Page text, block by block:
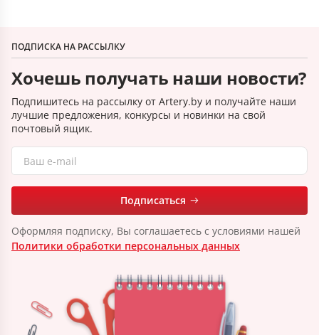
ПОДПИСКА НА РАССЫЛКУ
Хочешь получать наши новости?
Подпишитесь на рассылку от Artery.by и получайте наши
лучшие предложения, конкурсы и новинки на свой
почтовый ящик.
Подписаться
Оформляя подписку, Вы соглашаетесь с условиями нашей
Политики обработки персональных данных